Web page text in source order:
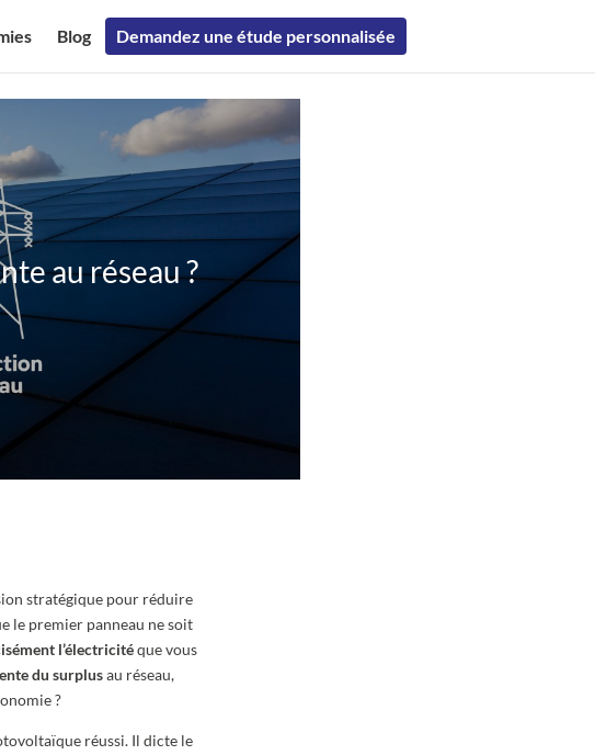
Blog Demandez une étude personnalisée
au réseau ?
stratégique pour réduire
le premier panneau ne soit
l’électricitéque vous
du surplusau réseau,
?
réussi. Il dicte le